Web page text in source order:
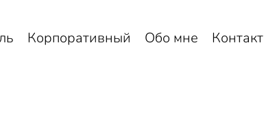
Корпоративный Обо мне Контакт